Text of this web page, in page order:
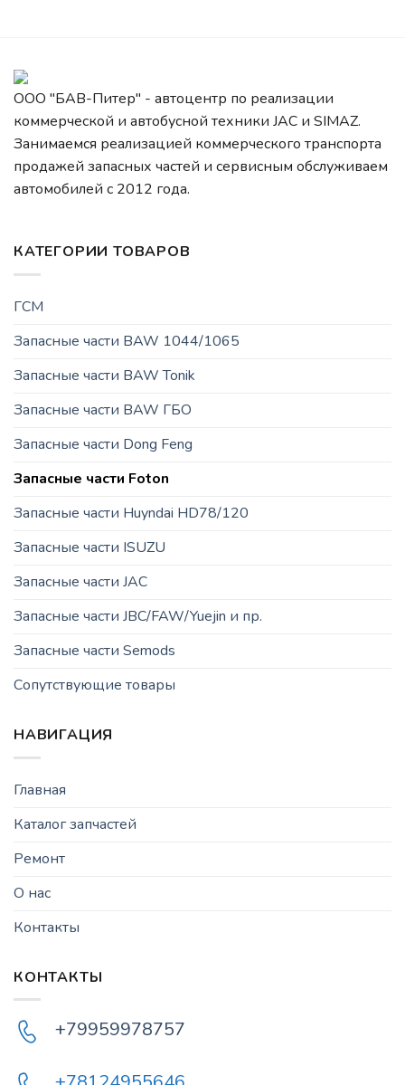
ООО "БАВ-Питер" - автоцентр по реализации
коммерческой и автобусной техники JAC и SIMAZ.
Занимаемся реализацией коммерческого транспорта
продажей запасных частей и сервисным обслуживаем
автомобилей c 2012 года.
КАТЕГОРИИ ТОВАРОВ
ГСМ
Запасные части BAW 1044/1065
Запасные части BAW Tonik
Запасные части BAW ГБО
Запасные части Dong Feng
Запасные части Foton
Запасные части Huyndai HD78/120
Запасные части ISUZU
Запасные части JAC
Запасные части JBC/FAW/Yuejin и пр.
Запасные части Semods
Сопутствующие товары
НАВИГАЦИЯ
Главная
Каталог запчастей
Ремонт
О нас
Контакты
КОНТАКТЫ
+79959978757